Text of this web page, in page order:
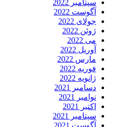
سپتامبر 2022
آگوست 2022
جولای 2022
ژوئن 2022
می 2022
آوریل 2022
مارس 2022
فوریه 2022
ژانویه 2022
دسامبر 2021
نوامبر 2021
اکتبر 2021
سپتامبر 2021
آگوست 2021